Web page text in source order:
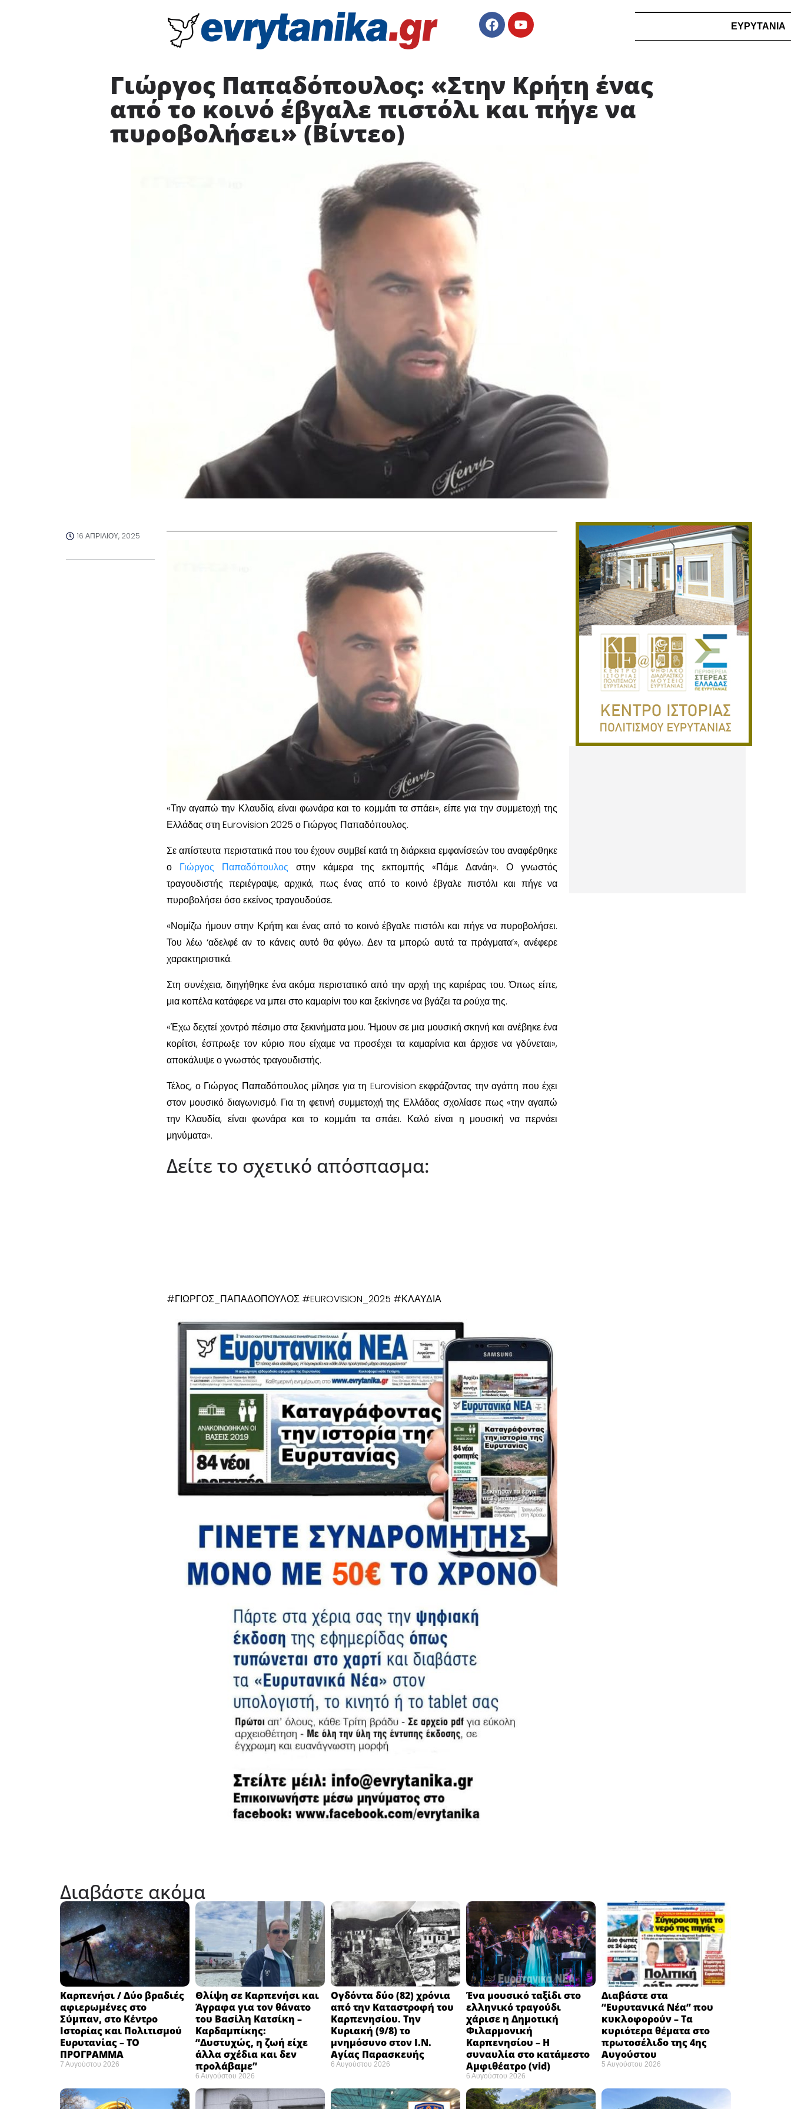
ΕΥΡΥΤΑΝΙΑ
Γιώργος Παπαδόπουλος: «Στην Κρήτη ένας
από το κοινό έβγαλε πιστόλι και πήγε να
πυροβολήσει» (Βίντεο)
16 ΑΠΡΙΛΊΟΥ, 2025
«Την αγαπώ την Κλαυδία, είναι φωνάρα και το κομμάτι τα σπάει», είπε για την συμμετοχή της
Ελλάδας στη Eurovision 2025 ο Γιώργος Παπαδόπουλος.
Σε απίστευτα περιστατικά που του έχουν συμβεί κατά τη διάρκεια εμφανίσεών του αναφέρθηκε
ο Γιώργος Παπαδόπουλος στην κάμερα της εκπομπής «Πάμε Δανάη». Ο γνωστός
τραγουδιστής περιέγραψε, αρχικά, πως ένας από το κοινό έβγαλε πιστόλι και πήγε να
πυροβολήσει όσο εκείνος τραγουδούσε.
«Νομίζω ήμουν στην Κρήτη και ένας από το κοινό έβγαλε πιστόλι και πήγε να πυροβολήσει.
Του λέω ‘αδελφέ αν το κάνεις αυτό θα φύγω. Δεν τα μπορώ αυτά τα πράγματα’», ανέφερε
χαρακτηριστικά.
Στη συνέχεια, διηγήθηκε ένα ακόμα περιστατικό από την αρχή της καριέρας του. Όπως είπε,
μια κοπέλα κατάφερε να μπει στο καμαρίνι του και ξεκίνησε να βγάζει τα ρούχα της.
«Έχω δεχτεί χοντρό πέσιμο στα ξεκινήματα μου. Ήμουν σε μια μουσική σκηνή και ανέβηκε ένα
κορίτσι, έσπρωξε τον κύριο που είχαμε να προσέχει τα καμαρίνια και άρχισε να γδύνεται»,
αποκάλυψε ο γνωστός τραγουδιστής.
Τέλος, ο Γιώργος Παπαδόπουλος μίλησε για τη Eurovision εκφράζοντας την αγάπη που έχει
στον μουσικό διαγωνισμό. Για τη φετινή συμμετοχή της Ελλάδας σχολίασε πως «την αγαπώ
την Κλαυδία, είναι φωνάρα και το κομμάτι τα σπάει. Καλό είναι η μουσική να περνάει
μηνύματα».
Δείτε το σχετικό απόσπασμα:
#ΓΙΩΡΓΟΣ_ΠΑΠΑΔΟΠΟΥΛΟΣ #EUROVISION_2025 #ΚΛΑΥΔΙΑ
Διαβάστε ακόμα
Καρπενήσι / Δύο βραδιές
αφιερωμένες στο
Σύμπαν, στο Κέντρο
Ιστορίας και Πολιτισμού
Ευρυτανίας – ΤΟ
ΠΡΟΓΡΑΜΜΑ
7 Αυγούστου 2026
Θλίψη σε Καρπενήσι και
Άγραφα για τον θάνατο
του Βασίλη Κατσίκη –
Καρδαμπίκης:
“Δυστυχώς, η ζωή είχε
άλλα σχέδια και δεν
προλάβαμε”
6 Αυγούστου 2026
Ογδόντα δύο (82) χρόνια
από την Καταστροφή του
Καρπενησίου. Την
Κυριακή (9/8) το
μνημόσυνο στον Ι.Ν.
Αγίας Παρασκευής
6 Αυγούστου 2026
Ένα μουσικό ταξίδι στο
ελληνικό τραγούδι
χάρισε η Δημοτική
Φιλαρμονική
Καρπενησίου – Η
συναυλία στο κατάμεστο
Αμφιθέατρο (vid)
6 Αυγούστου 2026
Διαβάστε στα
“Ευρυτανικά Νέα” που
κυκλοφορούν – Τα
κυριότερα θέματα στο
πρωτοσέλιδο της 4ης
Αυγούστου
5 Αυγούστου 2026